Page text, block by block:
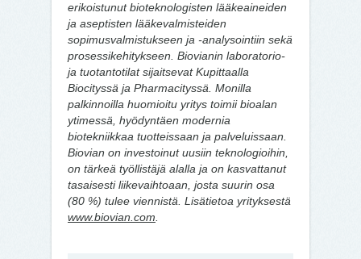
erikoistunut bioteknologisten lääkeaineiden
ja aseptisten lääkevalmisteiden
sopimusvalmistukseen ja -analysointiin sekä
prosessikehitykseen. Biovianin laboratorio-
ja tuotantotilat sijaitsevat Kupittaalla
Biocityssä ja Pharmacityssä. Monilla
palkinnoilla huomioitu yritys toimii bioalan
ytimessä, hyödyntäen modernia
biotekniikkaa tuotteissaan ja palveluissaan.
Biovian on investoinut uusiin teknologioihin,
on tärkeä työllistäjä alalla ja on kasvattanut
tasaisesti liikevaihtoaan, josta suurin osa
(80 %) tulee viennistä. Lisätietoa yrityksestä
www.biovian.com